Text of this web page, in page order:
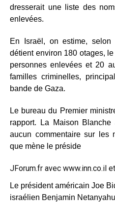
dresserait une liste des
enlevées.
En Israël, on estime,
détient environ 180 otages,
personnes enlevées et 20
familles criminelles,
bande de Gaza.
Le bureau du Premier
rapport. La Maison
aucun commentaire sur les
que mène le préside
JForum.fr avec www.inn.co.il et
Le président américain Joe
israélien Benjamin